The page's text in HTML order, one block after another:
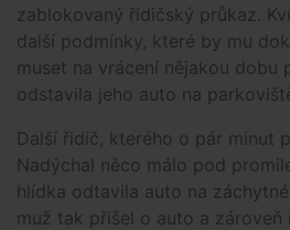
zablokovaný řidičský průkaz.
další podmínky, které by mu
muset na vrácení nějakou dobu
odstavila jeho auto na
Další řidič, kterého o pár minut
Nadýchal něco málo pod
hlídka odtavila auto na
muž tak přišel o auto a zároveň